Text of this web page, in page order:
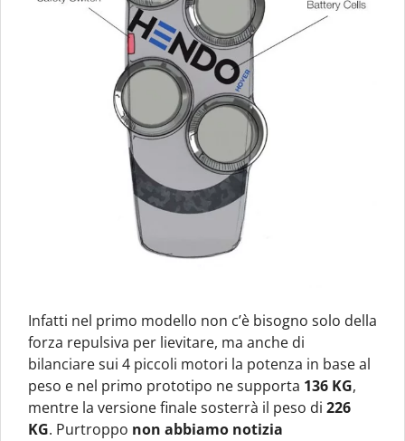
Infatti nel primo modello non c’è bisogno solo della
forza repulsiva per lievitare, ma anche di
bilanciare sui 4 piccoli motori la potenza in base al
peso e nel primo prototipo ne supporta 136 KG,
mentre la versione finale sosterrà il peso di 226
KG. Purtroppo non abbiamo notizia